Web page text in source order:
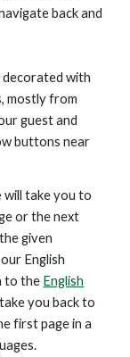
back and
decorated with
mostly from
guest and
buttons near
will take you to
or the next
given
English
to the English
you back to
first page in a